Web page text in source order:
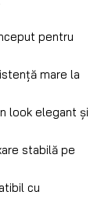
pentru
mare la
look elegant și
stabilă pe
cu